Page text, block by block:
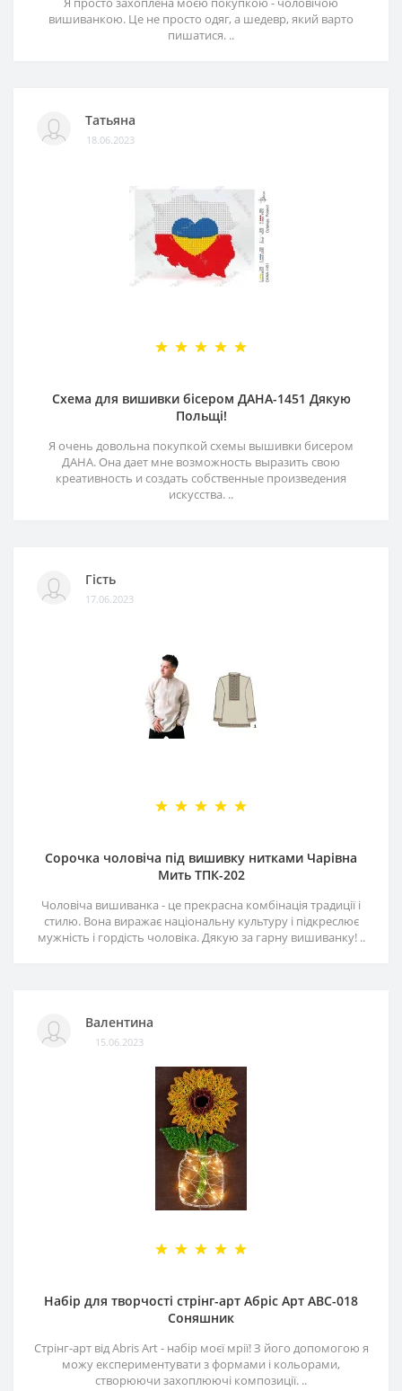
вишиванкою. Це не просто одяг, а шедевр, який варто
пишатися. ..
Татьяна
18.06.2023
Схема для вишивки бісером ДАНА-1451 Дякую
Польщі!
Я очень довольна покупкой схемы вышивки бисером
ДАНА. Она дает мне возможность выразить свою
креативность и создать собственные произведения
искусства. ..
Гість
17.06.2023
Сорочка чоловіча під вишивку нитками Чарівна
Мить ТПК-202
Чоловіча вишиванка - це прекрасна комбінація традиції і
стилю. Вона виражає національну культуру і підкреслює
мужність і гордість чоловіка. Дякую за гарну вишиванку! ..
Валентина
15.06.2023
Набір для творчості стрінг-арт Абріс Арт АВС-018
Соняшник
Стрінг-арт від Abris Art - набір моєї мрії! З його допомогою я
можу експериментувати з формами і кольорами,
створюючи захоплюючі композиції. ..